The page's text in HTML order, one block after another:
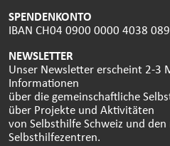
SPENDENKONTO
IBAN CH04 0900 0000 4038
NEWSLETTER
Unser Newsletter erscheint 2-3
Informationen
über die gemeinschaftliche
über Projekte und Aktivitäten
von Selbsthilfe Schweiz und
Selbsthilfezentren.